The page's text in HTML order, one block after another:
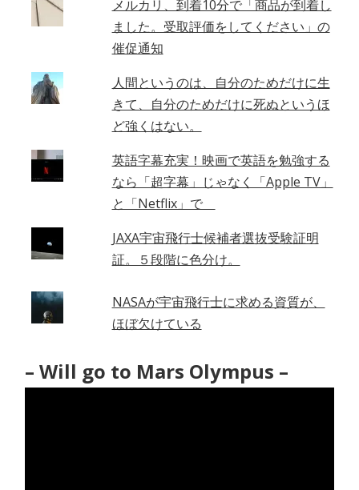
メルカリ、到着10分で「商品が到着し
ました。受取評価をしてください」の
催促通知
人間というのは、自分のためだけに生
きて、自分のためだけに死ぬというほ
ど強くはない。
英語字幕充実！映画で英語を勉強する
なら「超字幕」じゃなく「Apple TV」
と「Netflix」で
JAXA宇宙飛行士候補者選抜受験証明
証。５段階に色分け。
NASAが宇宙飛行士に求める資質が、
ほぼ欠けている
– Will go to Mars Olympus –